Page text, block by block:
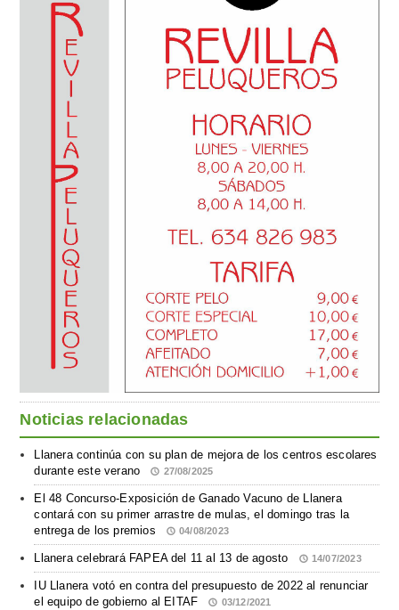
Noticias relacionadas
Llanera continúa con su plan de mejora de los centros escolares
durante este verano
27/08/2025
El 48 Concurso-Exposición de Ganado Vacuno de Llanera
contará con su primer arrastre de mulas, el domingo tras la
entrega de los premios
04/08/2023
Llanera celebrará FAPEA del 11 al 13 de agosto 14/07/2023
IU Llanera votó en contra del presupuesto de 2022 al renunciar
el equipo de gobierno al EITAF
03/12/2021